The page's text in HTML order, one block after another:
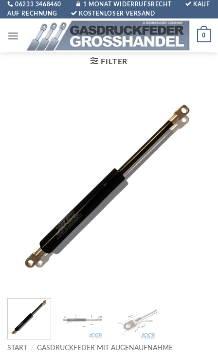
Zum
Inhalt
06233 3468460 1 MONAT WIDERRUFSRECHT
KAUF
AUF RECHNUNG
KOSTENLOSER VERSAND
0
FILTER
START / GASDRUCKFEDER MIT AUGENAUFNAHME